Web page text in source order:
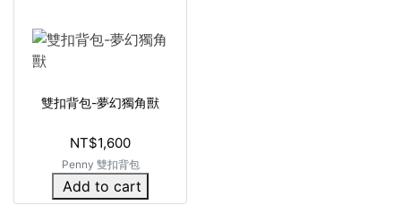
雙扣背包-夢幻獨角獸
NT$1,600
Penny 雙扣背包
Add to cart